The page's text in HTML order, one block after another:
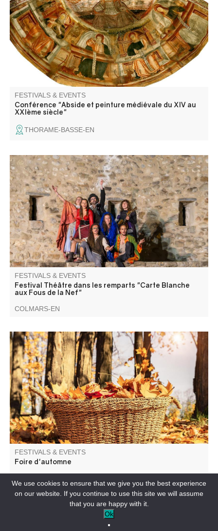
Damien Caron, architecte du Patrimoine et Mme Laure
Van Ysendryck, restauratrice des décors peints.
FESTIVALS & EVENTS
Conférence "Abside et peinture médiévale du XIV au
XXIème siècle"
THORAME-BASSE-EN
Une seconde occasion de découvrir les talentueux jeunes
artistes interprètes et créateurs à travers des propositions
diverses, scènes de théâtre, marionnettes…
FESTIVALS & EVENTS
Festival Théâtre dans les remparts "Carte Blanche
aux Fous de la Nef"
COLMARS-EN
Marché aux saveurs de l'automne..
FESTIVALS & EVENTS
Foire d'automne
ENTREVAUX-EN
We use cookies to ensure that we give you the best experience
on our website. If you continue to use this site we will assume
that you are happy with it.
Ok